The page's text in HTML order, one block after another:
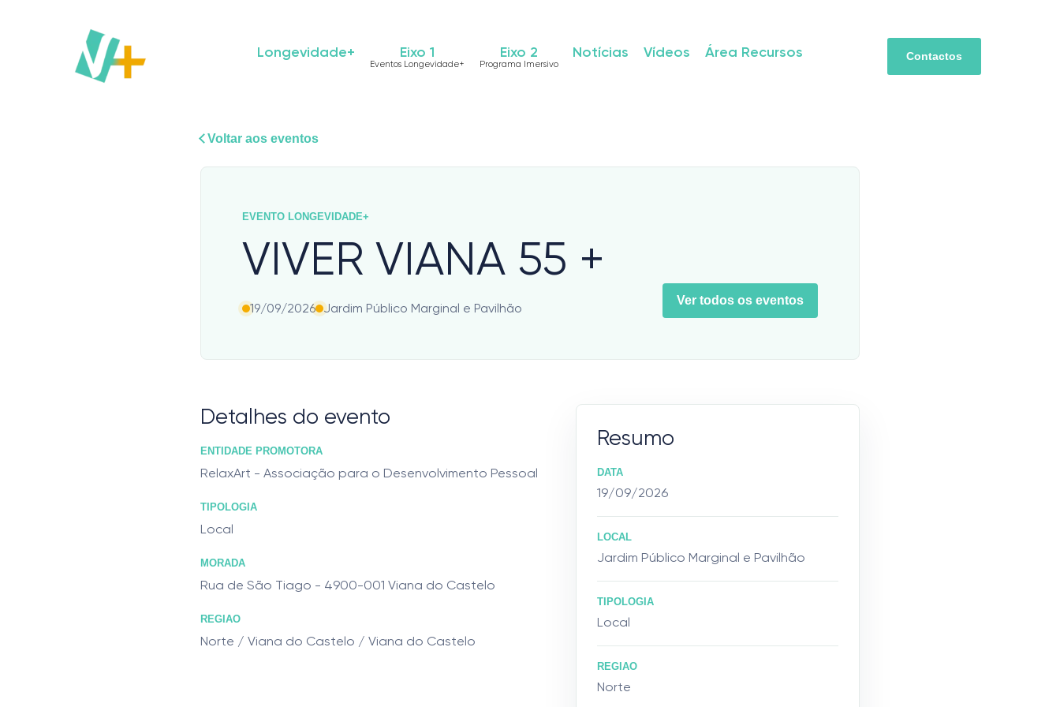
Longevidade+ Eixo 1
Eventos Longevidade+
Eixo 2
Programa Imersivo
Notícias Vídeos Área Recursos Contactos
Voltar aos eventos
EVENTO LONGEVIDADE+
VIVER VIANA 55 +
19/09/2026 Jardim Público Marginal e Pavilhão Ver todos os eventos
Detalhes do evento
ENTIDADE PROMOTORA
RelaxArt - Associação para o Desenvolvimento Pessoal
TIPOLOGIA
Local
MORADA
Rua de São Tiago - 4900-001 Viana do Castelo
REGIAO
Norte / Viana do Castelo / Viana do Castelo
Resumo
DATA
19/09/2026
LOCAL
Jardim Público Marginal e Pavilhão
TIPOLOGIA
Local
REGIAO
Norte